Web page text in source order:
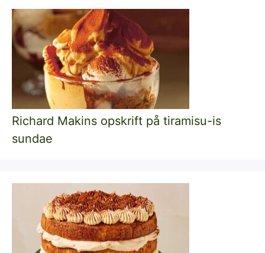
Richard Makins opskrift på tiramisu-is
sundae